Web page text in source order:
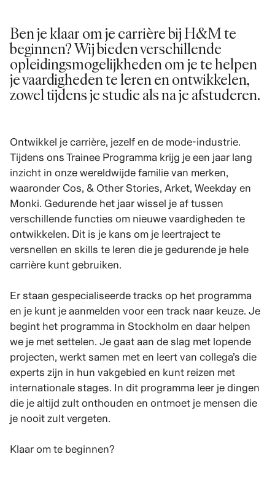
Ben je klaar om je carrière bij H&M te
beginnen? Wij bieden verschillende
opleidingsmogelijkheden om je te helpen
je vaardigheden te leren en ontwikkelen,
zowel tijdens je studie als na je afstuderen.
Ontwikkel je carrière, jezelf en de mode-industrie.
Tijdens ons Trainee Programma krijg je een jaar lang
inzicht in onze wereldwijde familie van merken,
waaronder Cos, & Other Stories, Arket, Weekday en
Monki. Gedurende het jaar wissel je af tussen
verschillende functies om nieuwe vaardigheden te
ontwikkelen. Dit is je kans om je leertraject te
versnellen en skills te leren die je gedurende je hele
carrière kunt gebruiken.
Er staan gespecialiseerde tracks op het programma
en je kunt je aanmelden voor een track naar keuze. Je
begint het programma in Stockholm en daar helpen
we je met settelen. Je gaat aan de slag met lopende
projecten, werkt samen met en leert van collega’s die
experts zijn in hun vakgebied en kunt reizen met
internationale stages. In dit programma leer je dingen
die je altijd zult onthouden en ontmoet je mensen die
je nooit zult vergeten.
Klaar om te beginnen?